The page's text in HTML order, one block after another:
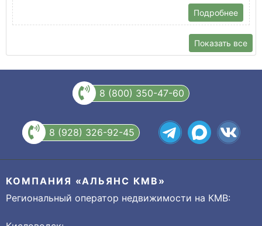
Подробнее
Показать все
8 (800) 350-47-60
8 (928) 326-92-45
КОМПАНИЯ «АЛЬЯНС КМВ»
Региональный оператор недвижимости на КМВ: